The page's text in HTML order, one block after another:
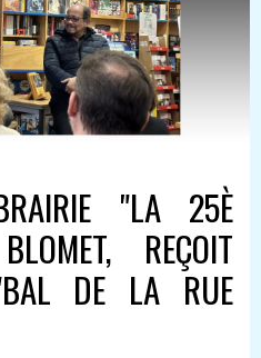
"LA 25È
REÇOIT
DE LA RUE